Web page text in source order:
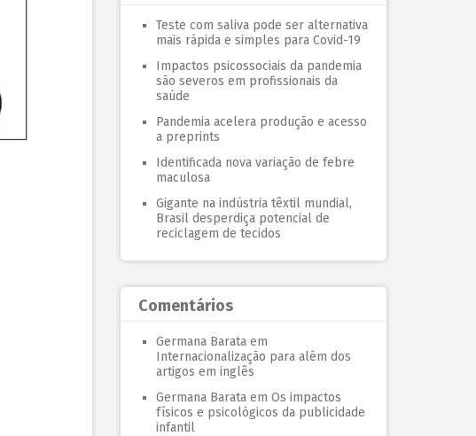
Teste com saliva pode ser alternativa
mais rápida e simples para Covid-19
Impactos psicossociais da pandemia
são severos em profissionais da
saúde
Pandemia acelera produção e acesso
a preprints
Identificada nova variação de febre
maculosa
Gigante na indústria têxtil mundial,
Brasil desperdiça potencial de
reciclagem de tecidos
Comentários
Germana Barata em
Internacionalização para além dos
artigos em inglês
Germana Barata em Os impactos
físicos e psicológicos da publicidade
infantil